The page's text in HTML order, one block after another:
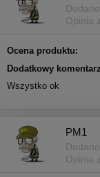
Opinia
Ocena produktu:
Dodatkowy
Wszystko ok
PM1
Opinia